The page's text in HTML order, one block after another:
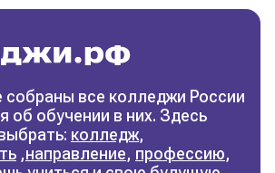
Фильтры
Сбросить фильтры
собраны все колледжи России
об обучении в них. Здесь
колледж,
,направление, профессию,